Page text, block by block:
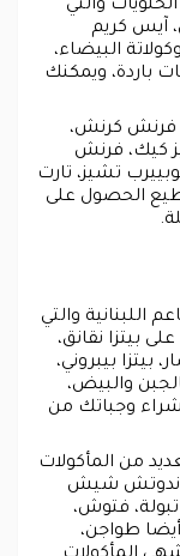
والتي
آيس كريم
البيضاء،
باردة، ويمكنك
فرنش كرنش،
كيك، فرنش
تشيز، تارت
الحصول على
اللبنانية والتي
بيتزا نقانق،
بيتزا بيبروني،
والبيض،
وجباتك من
من المأكولات
شيش
فتوش،
طواجن،